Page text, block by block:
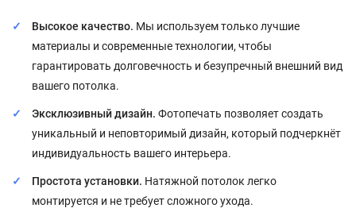
Высокое качество. Мы используем только лучшие
материалы и современные технологии, чтобы
гарантировать долговечность и безупречный внешний вид
вашего потолка.
Эксклюзивный дизайн. Фотопечать позволяет создать
уникальный и неповторимый дизайн, который подчеркнёт
индивидуальность вашего интерьера.
Простота установки. Натяжной потолок легко
монтируется и не требует сложного ухода.